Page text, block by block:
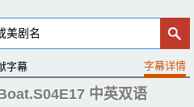
字幕
中英双语